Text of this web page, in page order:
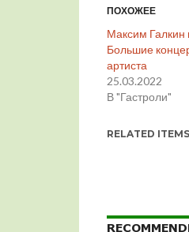
ПОХОЖЕЕ
Максим Галкин
Большие
артиста
25.03.2022
В "Гастроли"
RELATED